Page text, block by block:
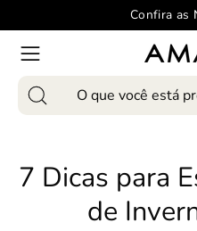
para
Confira as
Abra
menuPesquise
nosso
7 Dicas para
de